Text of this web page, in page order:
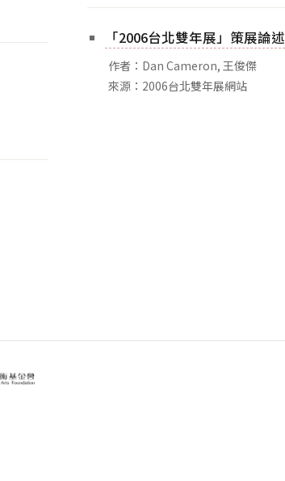
「2006台北雙年展」策展論述
作者：Dan Cameron, 王俊傑
來源：2006台北雙年展網站